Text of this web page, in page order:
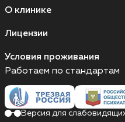
О клинике
Лицензии
Условия проживания
Работаем по стандартам
Версия для